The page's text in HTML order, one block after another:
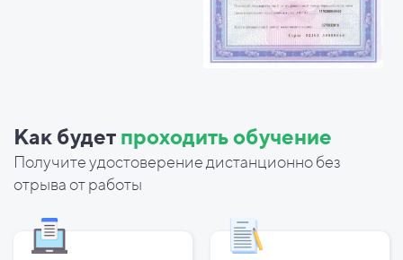
Как будет проходить обучение
Получите удостоверение дистанционно без
отрыва от работы